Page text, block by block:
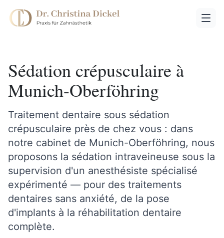
Sédation crépusculaire à
Munich-Oberföhring
Traitement dentaire sous sédation
crépusculaire près de chez vous : dans
notre cabinet de Munich-Oberföhring, nous
proposons la sédation intraveineuse sous la
supervision d'un anesthésiste spécialisé
expérimenté — pour des traitements
dentaires sans anxiété, de la pose
d'implants à la réhabilitation dentaire
complète.